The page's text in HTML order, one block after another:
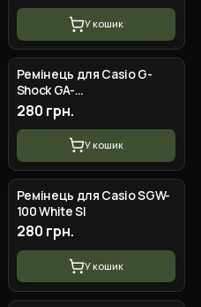
У кошик
Ремінець для Casio G-
Shock GA-
100/110/120/140/150/200/300/
GD-100/110/120,
GAW100/GAX100, GL
280 грн.
У кошик
Ремінець для Casio SGW-
100 White SI
280 грн.
У кошик